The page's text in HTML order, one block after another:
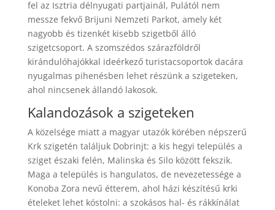
fel az Isztria délnyugati partjainál, Pulától nem
messze fekvő Brijuni Nemzeti Parkot, amely két
nagyobb és tizenkét kisebb szigetből álló
szigetcsoport. A szomszédos szárazföldről
kirándulóhajókkal ideérkező turistacsoportok dacára
nyugalmas pihenésben lehet részünk a szigeteken,
ahol nincsenek állandó lakosok.
Kalandozások a szigeteken
A közelsége miatt a magyar utazók körében népszerű
Krk szigetén találjuk Dobrinjt: a kis hegyi település a
sziget északi felén, Malinska és Silo között fekszik.
Maga a település is hangulatos, de nevezetessége a
Konoba Zora nevű étterem, ahol házi készítésű krki
ételeket lehet kóstolni: a szokásos hal- és rákkínálat